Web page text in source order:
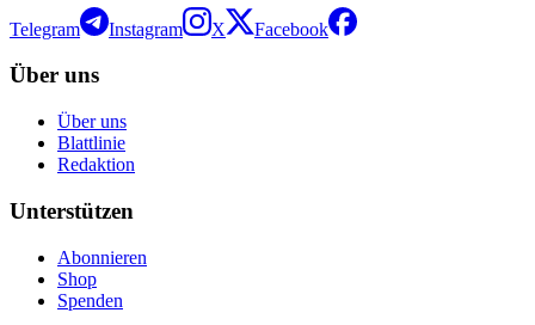
Telegram Instagram X Facebook
Über uns
Über uns
Blattlinie
Redaktion
Unterstützen
Abonnieren
Shop
Spenden